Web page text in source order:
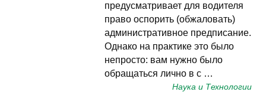
предусматривает для водителя
право оспорить (обжаловать)
административное предписание.
Однако на практике это было
непросто: вам нужно было
обращаться лично в с …
Наука и Технологии